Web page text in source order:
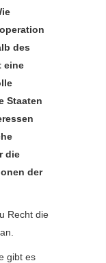
des
eine
Staaten
die
der
Recht die
gibt es